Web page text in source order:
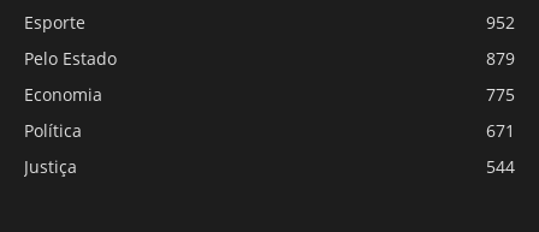
Esporte
952
Pelo Estado
879
Economia
775
Política
671
Justiça
544